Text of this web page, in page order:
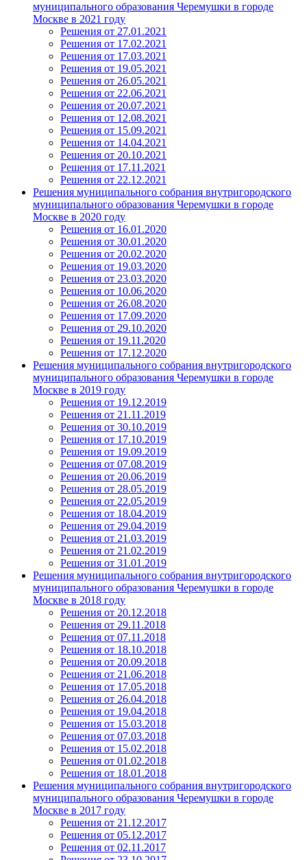
муниципального образования Черемушки в городе
Москве в 2021 году
Решения от 27.01.2021
Решения от 17.02.2021
Решения от 17.03.2021
Решения от 19.05.2021
Решения от 26.05.2021
Решения от 22.06.2021
Решения от 20.07.2021
Решения от 12.08.2021
Решения от 15.09.2021
Решения от 14.04.2021
Решения от 20.10.2021
Решения от 17.11.2021
Решения от 22.12.2021
Решения муниципального собрания внутригородского
муниципального образования Черемушки в городе
Москве в 2020 году
Решения от 16.01.2020
Решения от 30.01.2020
Решения от 20.02.2020
Решения от 19.03.2020
Решения от 23.03.2020
Решения от 10.06.2020
Решения от 26.08.2020
Решения от 17.09.2020
Решения от 29.10.2020
Решения от 19.11.2020
Решения от 17.12.2020
Решения муниципального собрания внутригородского
муниципального образования Черемушки в городе
Москве в 2019 году
Решения от 19.12.2019
Решения от 21.11.2019
Решения от 30.10.2019
Решения от 17.10.2019
Решения от 19.09.2019
Решения от 07.08.2019
Решения от 20.06.2019
Решения от 28.05.2019
Решения от 22.05.2019
Решения от 18.04.2019
Решения от 29.04.2019
Решения от 21.03.2019
Решения от 21.02.2019
Решения от 31.01.2019
Решения муниципального собрания внутригородского
муниципального образования Черемушки в городе
Москве в 2018 году
Решения от 20.12.2018
Решения от 29.11.2018
Решения от 07.11.2018
Решения от 18.10.2018
Решения от 20.09.2018
Решения от 21.06.2018
Решения от 17.05.2018
Решения от 26.04.2018
Решения от 19.04.2018
Решения от 15.03.2018
Решения от 07.03.2018
Решения от 15.02.2018
Решения от 01.02.2018
Решения от 18.01.2018
Решения муниципального собрания внутригородского
муниципального образования Черемушки в городе
Москве в 2017 году
Решения от 21.12.2017
Решения от 05.12.2017
Решения от 02.11.2017